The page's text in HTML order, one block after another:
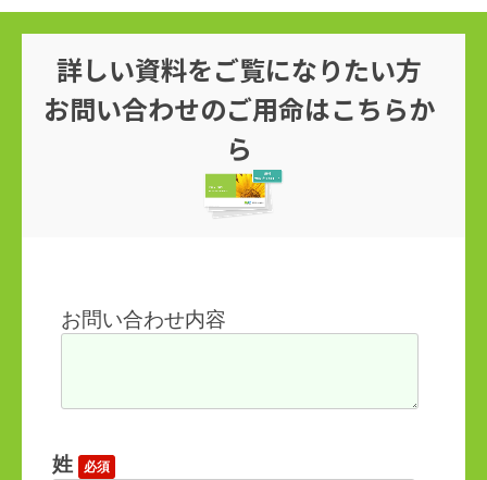
詳しい資料をご覧になりたい方
お問い合わせのご用命はこちらか
ら